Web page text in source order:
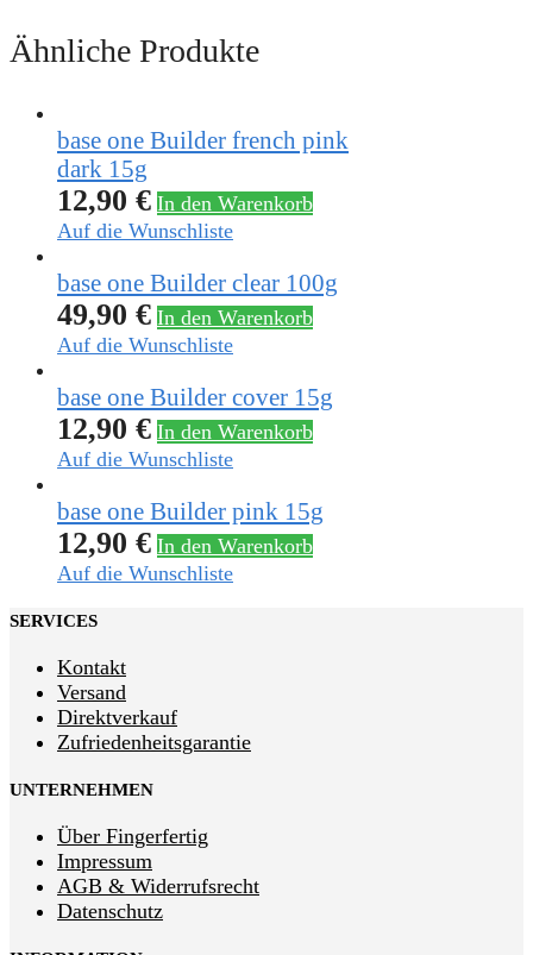
Ähnliche Produkte
base one Builder french pink
dark 15g
12,90 € In den Warenkorb
Auf die Wunschliste
base one Builder clear 100g
49,90 € In den Warenkorb
Auf die Wunschliste
base one Builder cover 15g
12,90 € In den Warenkorb
Auf die Wunschliste
base one Builder pink 15g
12,90 € In den Warenkorb
Auf die Wunschliste
SERVICES
Kontakt
Versand
Direktverkauf
Zufriedenheitsgarantie
UNTERNEHMEN
Über Fingerfertig
Impressum
AGB & Widerrufsrecht
Datenschutz